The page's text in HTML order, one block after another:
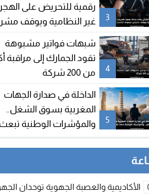
3
رقمية للتحريض على
غير النظامية ويوقف
4
شبهات فواتير مشبوهة
تقود الجمارك إلى مراقبة
من 200 شركة
5
الداخلة في صدارة الجهات
المغربية بسوق الشغل..
والمؤشرات الوطنية تبعث
الأكاديمية والعصبة الجهوية توحدان